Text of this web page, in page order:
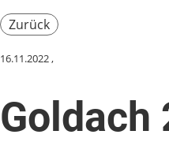
Zurück
16.11.2022,
Goldach